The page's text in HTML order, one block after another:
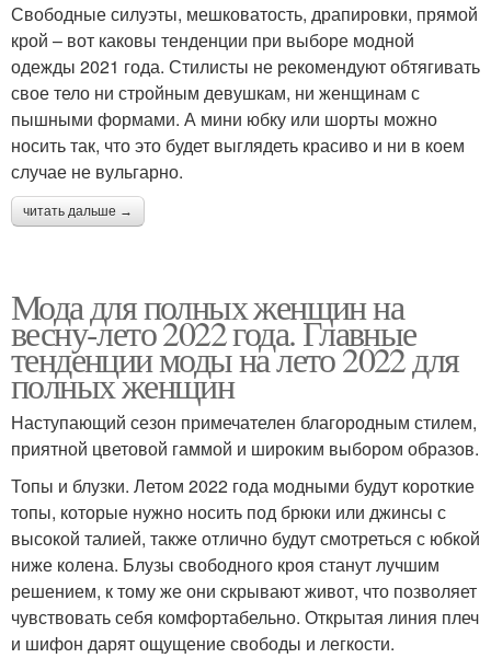
Свободные силуэты, мешковатость, драпировки, прямой
крой – вот каковы тенденции при выборе модной
одежды 2021 года. Стилисты не рекомендуют обтягивать
свое тело ни стройным девушкам, ни женщинам с
пышными формами. А мини юбку или шорты можно
носить так, что это будет выглядеть красиво и ни в коем
случае не вульгарно.
читать дальше →
Мода для полных женщин на
весну-лето 2022 года. Главные
тенденции моды на лето 2022 для
полных женщин
Наступающий сезон примечателен благородным стилем,
приятной цветовой гаммой и широким выбором образов.
Топы и блузки. Летом 2022 года модными будут короткие
топы, которые нужно носить под брюки или джинсы с
высокой талией, также отлично будут смотреться с юбкой
ниже колена. Блузы свободного кроя станут лучшим
решением, к тому же они скрывают живот, что позволяет
чувствовать себя комфортабельно. Открытая линия плеч
и шифон дарят ощущение свободы и легкости.